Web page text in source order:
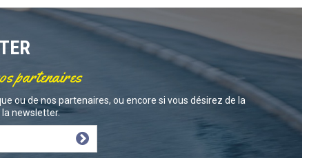
partenaires
ou de nos partenaires, ou encore si vous désirez de la
newsletter.